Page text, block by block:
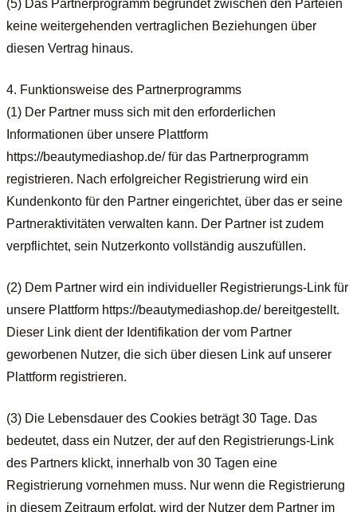
(5) Das Partnerprogramm begründet zwischen den Parteien
keine weitergehenden vertraglichen Beziehungen über
diesen Vertrag hinaus.
4. Funktionsweise des Partnerprogramms
(1) Der Partner muss sich mit den erforderlichen
Informationen über unsere Plattform
https://beautymediashop.de/ für das Partnerprogramm
registrieren. Nach erfolgreicher Registrierung wird ein
Kundenkonto für den Partner eingerichtet, über das er seine
Partneraktivitäten verwalten kann. Der Partner ist zudem
verpflichtet, sein Nutzerkonto vollständig auszufüllen.
(2) Dem Partner wird ein individueller Registrierungs-Link für
unsere Plattform https://beautymediashop.de/ bereitgestellt.
Dieser Link dient der Identifikation der vom Partner
geworbenen Nutzer, die sich über diesen Link auf unserer
Plattform registrieren.
(3) Die Lebensdauer des Cookies beträgt 30 Tage. Das
bedeutet, dass ein Nutzer, der auf den Registrierungs-Link
des Partners klickt, innerhalb von 30 Tagen eine
Registrierung vornehmen muss. Nur wenn die Registrierung
in diesem Zeitraum erfolgt, wird der Nutzer dem Partner im